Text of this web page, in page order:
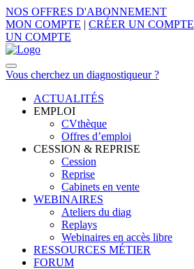
NOS OFFRES D'ABONNEMENT
MON COMPTE | CRÉER UN COMPTE
UN COMPTE
Vous cherchez un diagnostiqueur ?
ACTUALITÉS
EMPLOI
CVthèque
Offres d’emploi
CESSION & REPRISE
Cession
Reprise
Cabinets en vente
WEBINAIRES
Ateliers du diag
Replays
Webinaires en accès libre
RESSOURCES MÉTIER
FORUM